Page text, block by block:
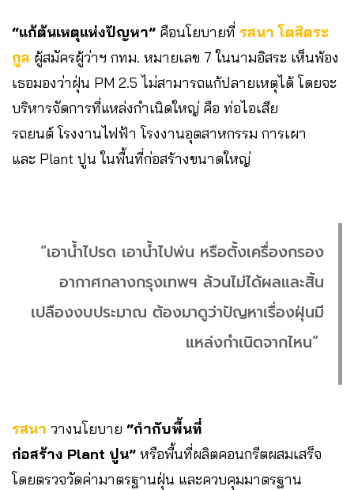
“แก้ต้นเหตุแห่งปัญหา” คือนโยบายที่ รสนา โตสิตระ
กูล ผู้สมัครผู้ว่าฯ กทม. หมายเลข 7 ในนามอิสระ เห็นพ้อง
เธอมองว่าฝุ่น PM 2.5 ไม่สามารถแก้ปลายเหตุได้ โดยจะ
บริหารจัดการที่แหล่งกำเนิดใหญ่ คือ ท่อไอเสีย
รถยนต์ โรงงานไฟฟ้า โรงงานอุตสาหกรรม การเผา
และ Plant ปูน ในพื้นที่ก่อสร้างขนาดใหญ่
“เอาน้ำไปรด เอาน้ำไปพ่น หรือตั้งเครื่องกรอง
อากาศกลางกรุงเทพฯ ล้วนไม่ได้ผลและสิ้น
เปลืองงบประมาณ ต้องมาดูว่าปัญหาเรื่องฝุ่นมี
แหล่งกำเนิดจากไหน”
รสนา วางนโยบาย “กำกับพื้นที่
ก่อสร้าง Plant ปูน” หรือพื้นที่ผลิตคอนกรีตผสมเสร็จ
โดยตรวจวัดค่ามาตรฐานฝุ่น และควบคุมมาตรฐาน